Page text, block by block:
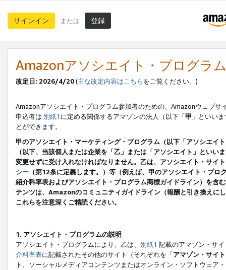
サインイン または 登録
Amazonアソシエイト・プログラ
改定日: 2026/4/20(主な改定内容はこちらをご覧ください。)
Amazonアソシエイト・プログラム参加者のための、Amazonウェブサ
申込者は 別紙1 に定める関係するアマゾンの法人（以下「甲 」といい
とができます。
甲のアソシエイト・マーケティング・プログラム（以下「アソシエイ
（以下、当該個人または企業を「乙」または「アソシエイト」とい
変更せずに受け入れなければなりません。乙は、アソシエイト・サイ
シー （第12条に定義します。）等（例えば、甲のアソシエイト・プ
紹介料率表およびアソシエイト・プログラム商標ガイドライン）を
テンツは、Amazonのコミュニティガイドライン（報酬と引き換えに
これらを注意深くご精読ください。
1. アソシエイト・プログラムの説明
アソシエイト・プログラムにより、乙は、 別紙1 記載のアマゾン・サ
介料率表に記載されたその他のサイト（それぞれを「アマゾン・サイト
ト、ソーシャルメディアコンテンツまたはオンライン・ソフトウェア